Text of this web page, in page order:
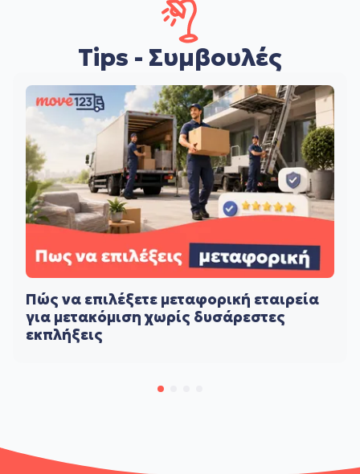
Tips - Συμβουλές
Πώς να επιλέξετε μεταφορική εταιρεία
για μετακόμιση χωρίς δυσάρεστες
εκπλήξεις